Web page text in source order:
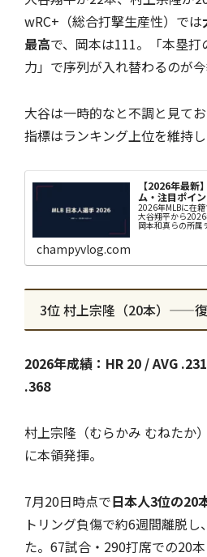
wRC+（総合打撃生産性）では
最高で、岡本は111。「本塁
力」で序列が入れ替わるのが今
大谷は一時的なと不調と見て
指標はランキング上位を維持し
【2026年最新
ム・注目ポイ
2026年MLBに在
大谷翔平から2026
岡本和真らの所属
champyvlog.com
3位 村上宗隆（20本）——
2026年成績：HR 20 / AVG
.368
村上宗隆（むらかみ むねたか
に本領発揮。
7月20日時点で日本人3位の20
トリング負傷で約6週間離脱
た。67試合・290打席での20